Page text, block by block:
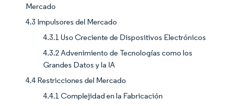
Mercado
4.3 Impulsores del Mercado
4.3.1 Uso Creciente de Dispositivos Electrónicos
4.3.2 Advenimiento de Tecnologías como los
Grandes Datos y la IA
4.4 Restricciones del Mercado
4.4.1 Complejidad en la Fabricación